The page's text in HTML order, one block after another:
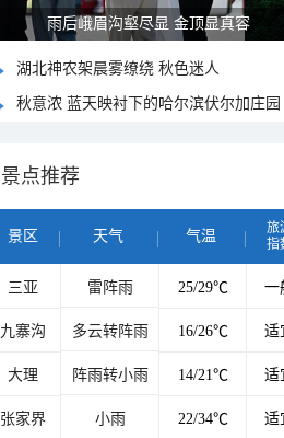
雨后峨眉沟壑尽显 金顶显真容
湖北神农架晨雾缭绕 秋色迷人
秋意浓 蓝天映衬下的哈尔滨伏尔加庄园
景点推荐
景区 天气 气温
旅
指
三亚 雷阵雨 25/29℃ 一
九寨沟 多云转阵雨 16/26℃ 适
大理 阵雨转小雨 14/21℃ 适
张家界 小雨 22/34℃ 适